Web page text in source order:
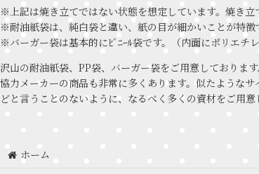
※上記は焼き立てではない状態を想定しています。焼き
※耐油紙袋は、純白袋と違い、紙の目が細かいことが特徴
※バーガー袋は基本的にﾋﾞﾆｰﾙ袋です。（内面にポリエチ
沢山の耐油紙袋、PP袋、バーガー袋をご用意しております
協力メーカーの商品も非常に多くあります。似たような
どと言うことのないように、なるべく多くの資材をご用意
ホーム